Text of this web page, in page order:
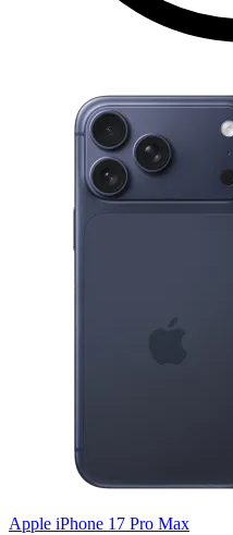
Apple iPhone 17 Pro Max